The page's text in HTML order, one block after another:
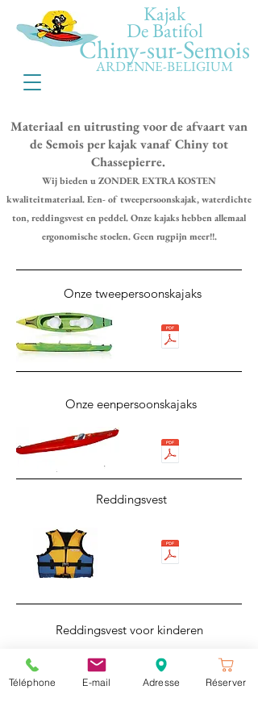
Kajak
De Batifol
Chiny-sur-Semois
ARDENNE-BELIGIUM
Materiaal en uitrusting voor de afvaart van
de Semois per kajak vanaf Chiny tot
Chassepierre.​
Wij bieden u ZONDER EXTRA KOSTEN
kwaliteitmateriaal. Een- of tweepersoonskajak, waterdichte
ton, reddingsvest en peddel. Onze kajaks hebben allemaal
ergonomische stoelen. Geen rugpijn meer!!.
Onze tweepersoonskajaks
Onze eenpersoonskajaks
Reddingsvest
Reddingsvest voor kinderen
Téléphone E-mail Adresse Réserver